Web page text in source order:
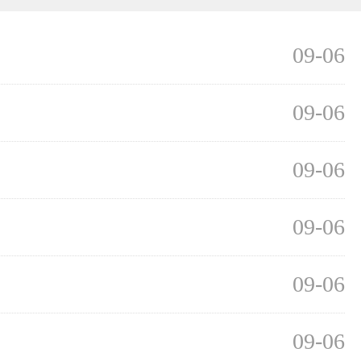
09-06
09-06
09-06
09-06
09-06
09-06